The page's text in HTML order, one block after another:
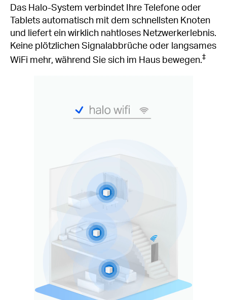
Das Halo-System verbindet Ihre Telefone oder
Tablets automatisch mit dem schnellsten Knoten
und liefert ein wirklich nahtloses Netzwerkerlebnis.
Keine plötzlichen Signalabbrüche oder langsames
WiFi mehr, während Sie sich im Haus bewegen. ‡